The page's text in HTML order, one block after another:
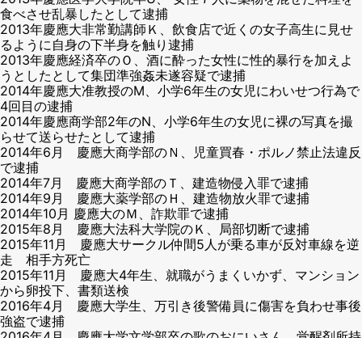
食べさせ乱暴したとして逮捕
2013年慶應大非常勤講師Ｋ、飲食店で近くの女子高生に見せ
るように自身の下半身を触り逮捕
2013年慶應経済卒のＯ、酒に酔った女性に性的暴行を加えよ
うとしたとして集団準強姦未遂容疑で逮捕
2014年慶應大准教授のM、小学6年生の女児にわいせつ行為で
4回目の逮捕
2014年慶應商学部2年のN、小学6年生の女児に裸の写真を撮
らせて送らせたとして逮捕
2014年6月 慶應大商学部のＮ、児童買春・ポルノ禁止法違反
で逮捕
2014年7月 慶應大商学部のＴ、建造物侵入罪で逮捕
2014年9月 慶應大薬学部のＨ、建造物放火罪で逮捕
2014年10月 慶應大のＭ、詐欺罪で逮捕
2015年8月 慶應大法科大学院のＫ、局部切断で逮捕
2015年11月 慶應大サークル仲間5人が乗る車が反対車線を逆
走 相手方死亡
2015年11月 慶應大4年生、就職がうまくいかず、マンション
から卵投下、書類送検
2016年4月 慶應大学生、万引き後警備員に傷害を負わせ事後
強盗で逮捕